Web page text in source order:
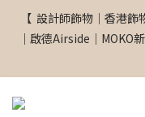
【  設計師飾物｜香港
｜啟德Airside｜MOKO
【  設計師飾物｜香港
｜啟德Airside｜MOKO